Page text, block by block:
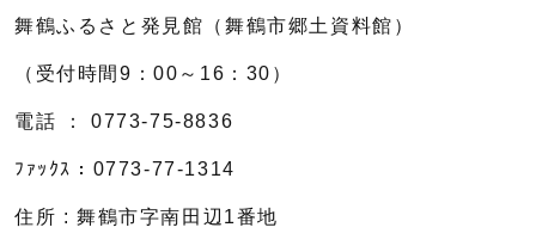
舞鶴ふるさと発見館（舞鶴市郷土資料館）
（受付時間9：00～16：30）
電話 ： 0773-75-8836
ﾌｧｯｸｽ：0773-77-1314
住所 : 舞鶴市字南田辺1番地